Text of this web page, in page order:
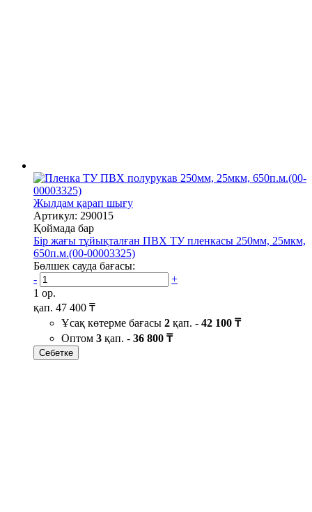
Жылдам қарап шығу
Артикул: 290015
Қоймада бар
Бір жағы тұйықталған ПВХ ТУ пленкасы 250мм, 25мкм,
650п.м.(00-00003325)
Бөлшек сауда бағасы:
-
+
1 ор.
қап. 47 400 ₸
Ұсақ көтерме бағасы 2 қап. - 42 100 ₸
Оптом 3 қап. - 36 800 ₸
Себетке